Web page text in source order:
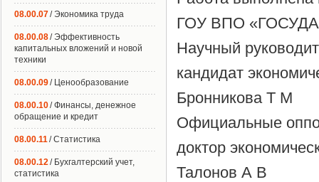
ГОУ ВПО
Научный
кандидат
Бронникова Т М
Официальные
доктор
Талонов А В
08.00.07/ Экономика труда
08.00.08/ Эффективность
капитальных вложений и новой
техники
08.00.09/ Ценообразование
08.00.10/ Финансы, денежное
обращение и кредит
08.00.11/ Статистика
08.00.12/ Бухгалтерский учет,
статистика